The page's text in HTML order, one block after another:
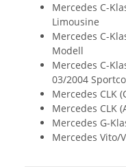
Mercedes C-
Limousine
Mercedes C-
Modell
Mercedes C-
03/2004
Mercedes CLK
Mercedes CLK
Mercedes G-
Mercedes Vito/